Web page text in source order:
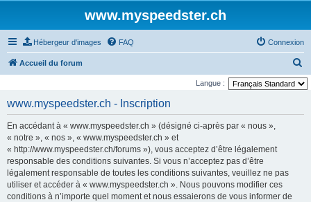
www.myspeedster.ch
Hébergeur d'images FAQ Connexion
Accueil du forum
e
Langue :
www.myspeedster.ch - Inscription
En accédant à « www.myspeedster.ch » (désigné ci-après par « nous »,
« notre », « nos », « www.myspeedster.ch » et
« http://www.myspeedster.ch/forums »), vous acceptez d’être légalement
responsable des conditions suivantes. Si vous n’acceptez pas d’être
légalement responsable de toutes les conditions suivantes, veuillez ne pas
utiliser et accéder à « www.myspeedster.ch ». Nous pouvons modifier ces
conditions à n’importe quel moment et nous essaierons de vous informer de